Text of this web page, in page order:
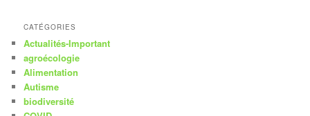
CATÉGORIES
Actualités-Important
agroécologie
Alimentation
Autisme
biodiversité